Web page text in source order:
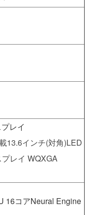
レイ
13.6インチ(対角)LED
レイ WQXGA
16コアNeural Engine